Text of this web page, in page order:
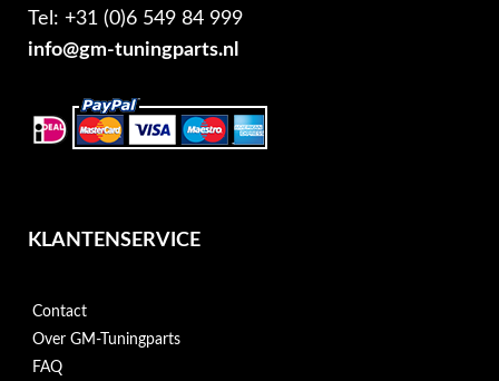
Tel: +31 (0)6 549 84 999
info@gm-tuningparts.nl
KLANTENSERVICE
Contact
Over GM-Tuningparts
FAQ